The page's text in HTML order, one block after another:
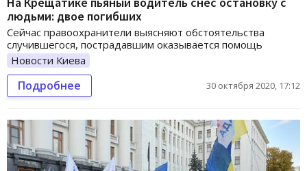
людьми: двое погибших
Сейчас правоохранители выясняют обстоятельства
случившегося, пострадавшим оказывается помощь
Новости Киева
Подробнее 30 октября 2020, 17:12